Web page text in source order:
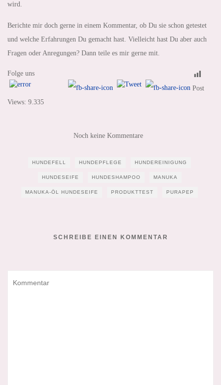
wird.
Berichte mir doch gerne in einem Kommentar, ob Du sie schon getestet
und welche Erfahrungen Du gemacht hast. Vielleicht hast Du aber auch
Fragen oder Anregungen? Dann teile es mir gerne mit.
Folge uns
Post
Views: 9.335
Noch keine Kommentare
HUNDEFELL HUNDEPFLEGE HUNDEREINIGUNG
HUNDESEIFE HUNDESHAMPOO MANUKA
MANUKA-ÖL HUNDESEIFE PRODUKTTEST PURAPEP
SCHREIBE EINEN KOMMENTAR